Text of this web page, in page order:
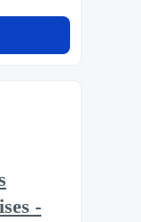
-